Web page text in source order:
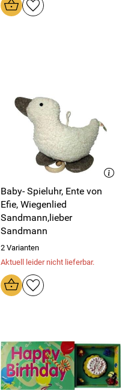
Baby- Spieluhr, Ente von
Efie, Wiegenlied
Sandmann,lieber
Sandmann
2 Varianten
Aktuell leider nicht lieferbar.